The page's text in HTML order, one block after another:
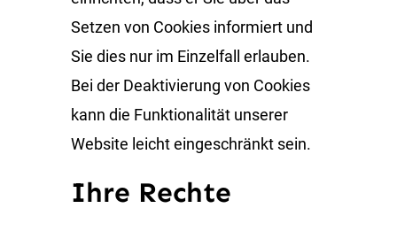
Setzen von Cookies informiert und
Sie dies nur im Einzelfall erlauben.
Bei der Deaktivierung von Cookies
kann die Funktionalität unserer
Website leicht eingeschränkt sein.
Ihre Rechte